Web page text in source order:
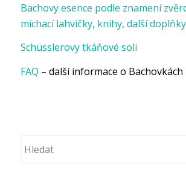
Bachovy esence podle znamení
míchací lahvičky, knihy, další doplňky
Schüsslerovy tkáňové soli
FAQ – další informace o Bachovkách